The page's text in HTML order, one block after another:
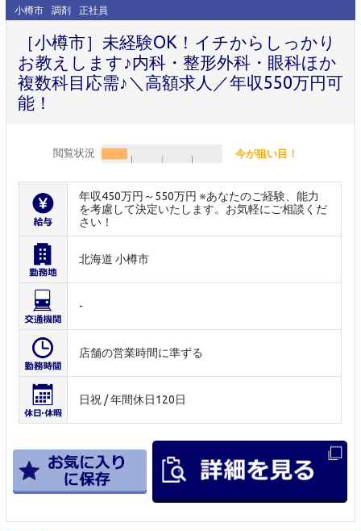
小樽市 調剤 正社員
［小樽市］未経験OK！イチからしっかり
お教えします♪内科・整形外科・眼科ほか
複数科目応需♪＼高額求人／年収550万円可
能！
閲覧状況 今が狙い目！
年収450万円～550万円 ※あなたのご経験、能力
を考慮して決定いたします。お気軽にご相談くだ
さい！
北海道 小樽市
-
店舗の営業時間に準ずる
日祝 / 年間休日120日